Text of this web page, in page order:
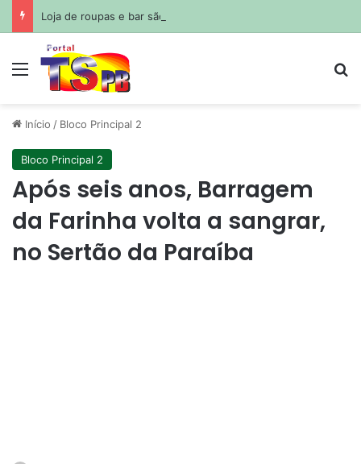
Menu
Início / Bloco Principal 2
Bloco Principal 2
Após seis anos, Barragem
da Farinha volta a sangrar,
no Sertão da Paraíba